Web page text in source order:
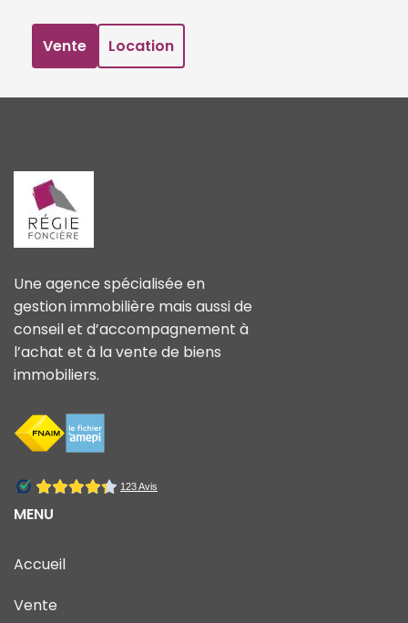
Vente Location
Une agence spécialisée en
gestion immobilière mais aussi de
conseil et d’accompagnement à
l’achat et à la vente de biens
immobiliers.
MENU
Accueil
Vente